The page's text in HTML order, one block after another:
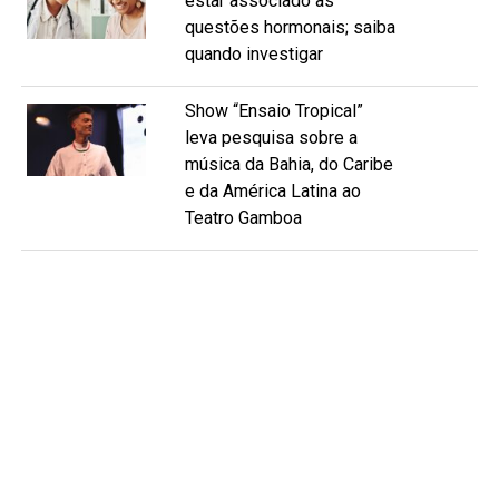
questões hormonais; saiba
quando investigar
Show “Ensaio Tropical”
leva pesquisa sobre a
música da Bahia, do Caribe
e da América Latina ao
Teatro Gamboa